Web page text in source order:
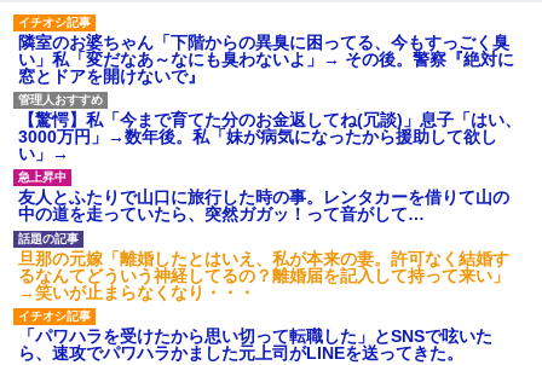
隣室のお婆ちゃん「下階からの異臭に困ってる、今もすっごく臭
い」私「変だなあ～なにも臭わないよ」→ その後。警察『絶対に
窓とドアを開けないで』
【驚愕】私「今まで育てた分のお金返してね(冗談)」息子「はい、
3000万円」→数年後。私「妹が病気になったから援助して欲し
い」→
友人とふたりで山口に旅行した時の事。レンタカーを借りて山の
中の道を走っていたら、突然ガガッ！って音がして…
旦那の元嫁「離婚したとはいえ、私が本来の妻。許可なく結婚す
るなんてどういう神経してるの？離婚届を記入して持って来い」
→笑いが止まらなくなり・・・
「パワハラを受けたから思い切って転職した」とSNSで呟いた
ら、速攻でパワハラかました元上司がLINEを送ってきた。